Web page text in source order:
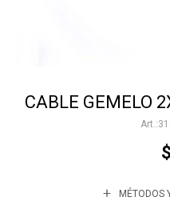
CABLE GEMELO
$
MÉTODOS
Varios